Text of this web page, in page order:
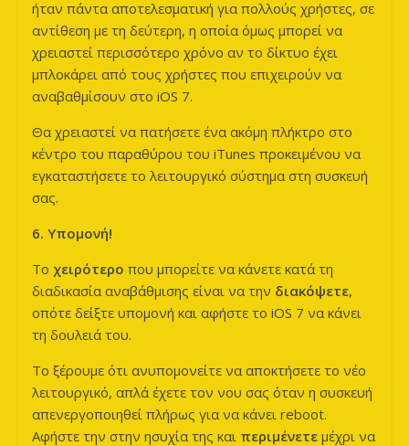
ήταν πάντα αποτελεσματική για πολλούς χρήστες, σε
αντίθεση με τη δεύτερη, η οποία όμως μπορεί να
χρειαστεί περισσότερο χρόνο αν το δίκτυο έχει
μπλοκάρει από τους χρήστες που επιχειρούν να
αναβαθμίσουν στο iOS 7.
Θα χρειαστεί να πατήσετε ένα ακόμη πλήκτρο στο
κέντρο του παραθύρου του iTunes προκειμένου να
εγκαταστήσετε το λειτουργικό σύστημα στη συσκευή
σας.
6. Υπομονή!
Το χειρότερο που μπορείτε να κάνετε κατά τη
διαδικασία αναβάθμισης είναι να την διακόψετε,
οπότε δείξτε υπομονή και αφήστε το iOS 7 να κάνει
τη δουλειά του.
Το ξέρουμε ότι ανυπομονείτε να αποκτήσετε το νέο
λειτουργικό, απλά έχετε τον νου σας όταν η συσκευή
απενεργοποιηθεί πλήρως για να κάνει reboot.
Αφήστε την στην ησυχία της και περιμένετεμέχρι να